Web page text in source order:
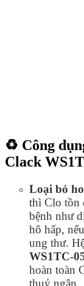
♻️ Công
Clack
Loại bỏ
thì Clo tồn
bệnh như
hô hấp,
ung thư.
WS1TC-
hoàn toàn
thuỷ